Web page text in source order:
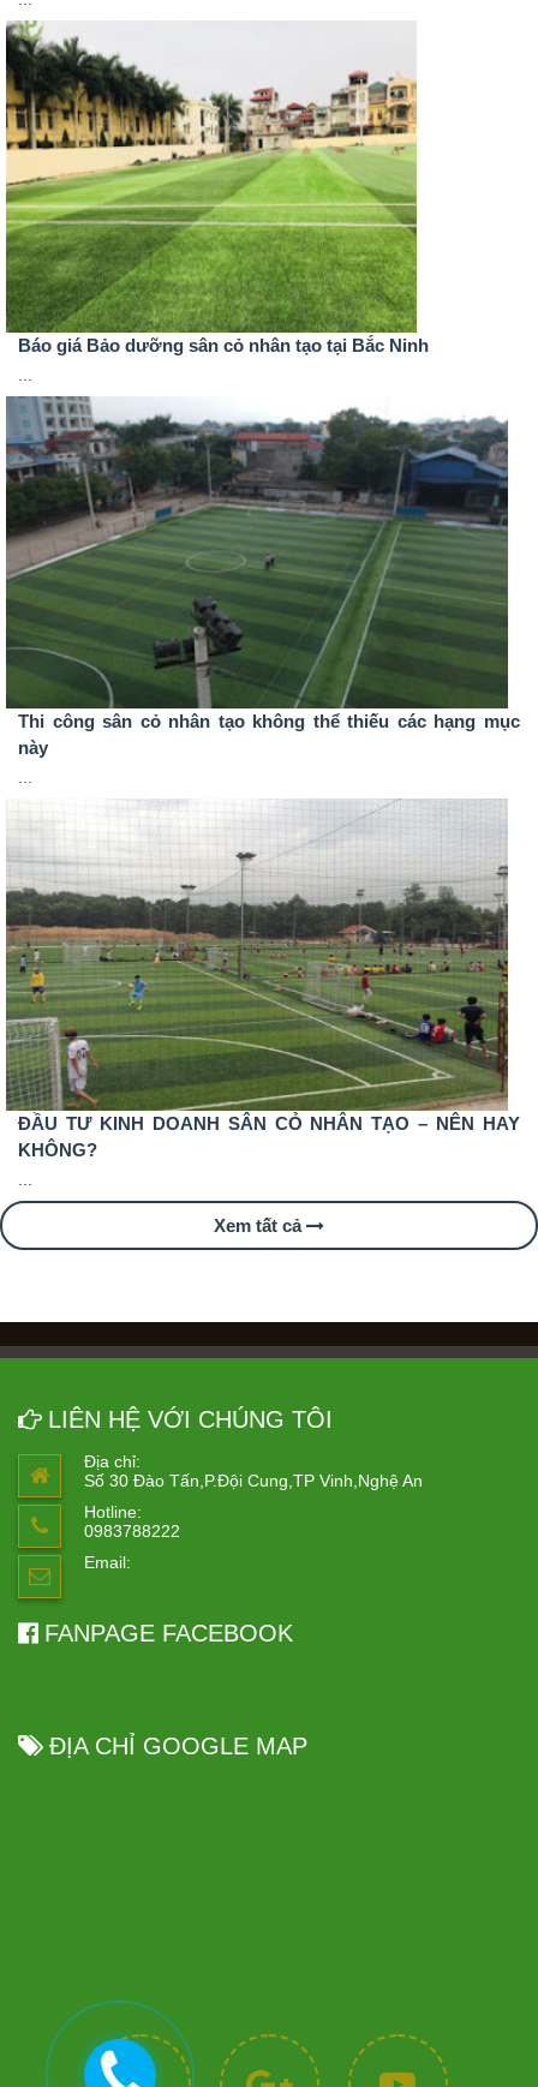
Báo giá Bảo dưỡng sân cỏ nhân tạo tại Bắc Ninh
Thi công sân cỏ nhân tạo không thể thiếu các hạng mục
này
ĐẦU TƯ KINH DOANH SÂN CỎ NHÂN TẠO – NÊN HAY
KHÔNG?
Xem tất cả
LIÊN HỆ VỚI CHÚNG TÔI
Địa chỉ:
Số 30 Đào Tấn,P.Đội Cung,TP Vinh,Nghệ An
Hotline:
0983788222
Email:
FANPAGE FACEBOOK
ĐỊA CHỈ GOOGLE MAP